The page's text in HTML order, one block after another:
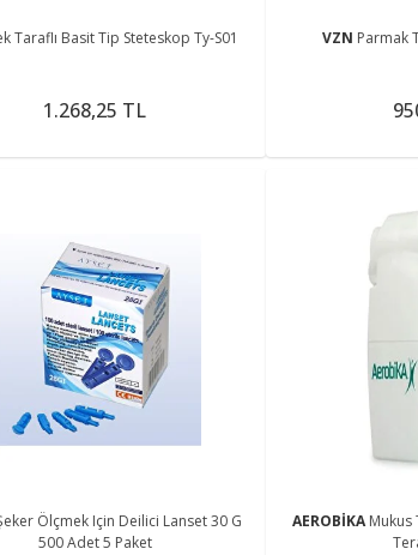
Taraflı Basit Tip Steteskop Ty-S01
1.268,25 TL
VZN Parmak
Ölçmek Için Deilici Lanset 30 G
500 Adet 5 Paket
AEROBİKAMukus